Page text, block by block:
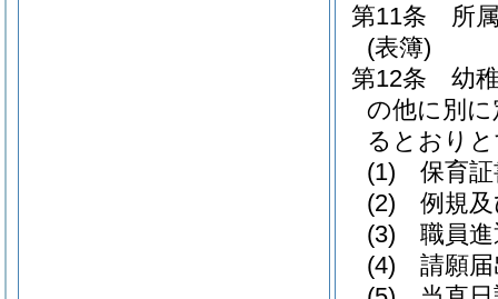
第11条
所
(表簿)
第12条
幼
の他に別
るとおり
(1)
保育
(2)
例規
(3)
職員
(4)
請願